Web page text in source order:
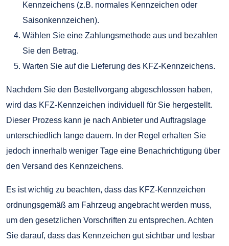
Kennzeichens (z.B. normales Kennzeichen oder
Saisonkennzeichen).
Wählen Sie eine Zahlungsmethode aus und bezahlen
Sie den Betrag.
Warten Sie auf die Lieferung des KFZ-Kennzeichens.
Nachdem Sie den Bestellvorgang abgeschlossen haben,
wird das KFZ-Kennzeichen individuell für Sie hergestellt.
Dieser Prozess kann je nach Anbieter und Auftragslage
unterschiedlich lange dauern. In der Regel erhalten Sie
jedoch innerhalb weniger Tage eine Benachrichtigung über
den Versand des Kennzeichens.
Es ist wichtig zu beachten, dass das KFZ-Kennzeichen
ordnungsgemäß am Fahrzeug angebracht werden muss,
um den gesetzlichen Vorschriften zu entsprechen. Achten
Sie darauf, dass das Kennzeichen gut sichtbar und lesbar